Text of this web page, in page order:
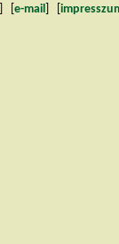
e-mail